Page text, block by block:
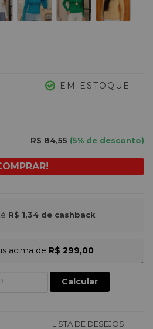
EM ESTOQUE
R$ 84,55 (5% de desconto)
R$ 1,34de cashback
acima de R$ 299,00
Calcular
LISTA DE DESEJOS